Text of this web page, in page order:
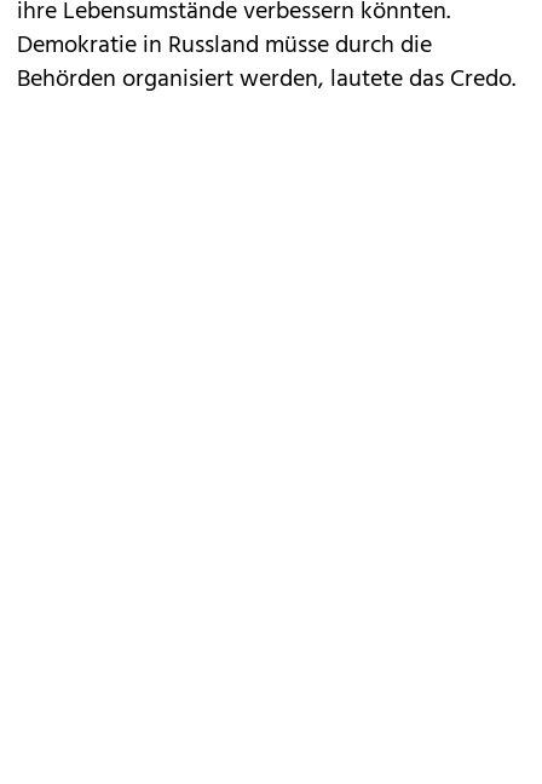
ihre Lebensumstände verbessern könnten.
Demokratie in Russland müsse durch die
Behörden organisiert werden, lautete das Credo.